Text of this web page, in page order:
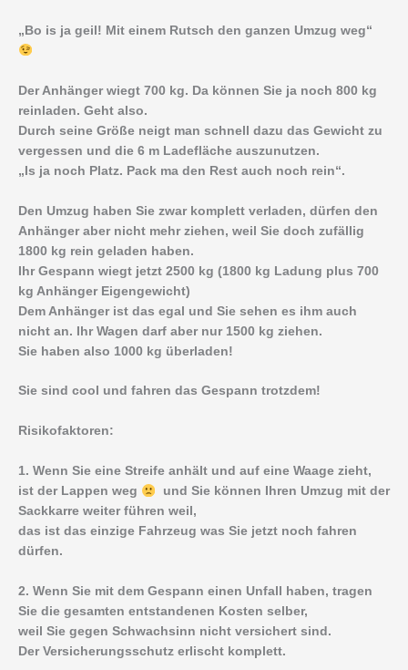
„Bo is ja geil! Mit einem Rutsch den ganzen Umzug weg“
Der Anhänger wiegt 700 kg. Da können Sie ja noch 800 kg
reinladen. Geht also.
Durch seine Größe neigt man schnell dazu das Gewicht zu
vergessen und die 6 m Ladefläche auszunutzen.
„Is ja noch Platz. Pack ma den Rest auch noch rein“.
Den Umzug haben Sie zwar komplett verladen, dürfen den
Anhänger aber nicht mehr ziehen, weil Sie doch zufällig
1800 kg rein geladen haben.
Ihr Gespann wiegt jetzt 2500 kg (1800 kg Ladung plus 700
kg Anhänger Eigengewicht)
Dem Anhänger ist das egal und Sie sehen es ihm auch
nicht an. Ihr Wagen darf aber nur 1500 kg ziehen.
Sie haben also 1000 kg überladen!
Sie sind cool und fahren das Gespann trotzdem!
Risikofaktoren:
1. Wenn Sie eine Streife anhält und auf eine Waage zieht,
ist der Lappen weg
und Sie können Ihren Umzug mit der
Sackkarre weiter führen weil,
das ist das einzige Fahrzeug was Sie jetzt noch fahren
dürfen.
2. Wenn Sie mit dem Gespann einen Unfall haben, tragen
Sie die gesamten entstandenen Kosten selber,
weil Sie gegen Schwachsinn nicht versichert sind.
Der Versicherungsschutz erlischt komplett.